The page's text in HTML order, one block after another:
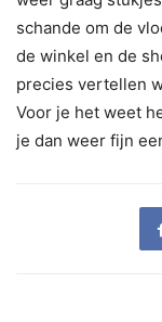
schande om de
de winkel en de
precies vertellen
Voor je het weet
je dan weer fijn